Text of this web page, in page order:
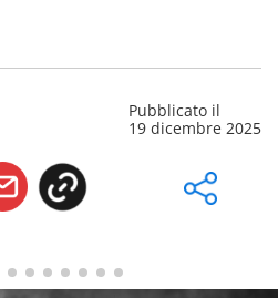
Pubblicato il
19 dicembre 2025